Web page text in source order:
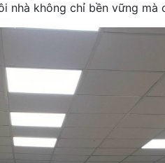
nhà không chỉ bền vững mà